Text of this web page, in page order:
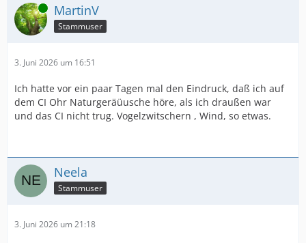
Online MartinV
Stammuser
3. Juni 2026 um 16:51
Ich hatte vor ein paar Tagen mal den Eindruck, daß ich auf
dem CI Ohr Naturgeräüusche höre, als ich draußen war
und das CI nicht trug. Vogelzwitschern , Wind, so etwas.
Neela
Stammuser
3. Juni 2026 um 21:18